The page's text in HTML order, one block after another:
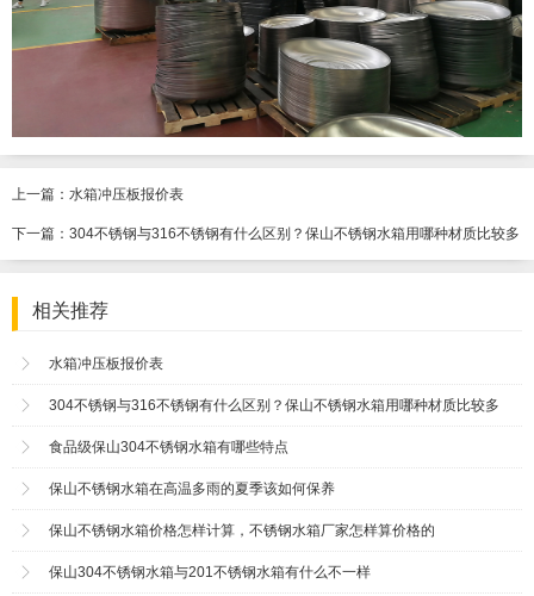
上一篇：水箱冲压板报价表
下一篇：304不锈钢与316不锈钢有什么区别？保山不锈钢水箱用哪种材质比较多
相关推荐
水箱冲压板报价表
304不锈钢与316不锈钢有什么区别？保山不锈钢水箱用哪种材质比较多
食品级保山304不锈钢水箱有哪些特点
保山不锈钢水箱在高温多雨的夏季该如何保养
保山不锈钢水箱价格怎样计算，不锈钢水箱厂家怎样算价格的
保山304不锈钢水箱与201不锈钢水箱有什么不一样